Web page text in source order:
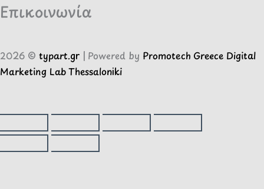
Επικοινωνία
2026 © typart.gr | Powered by Promotech Greece Digital
Marketing Lab Thessaloniki